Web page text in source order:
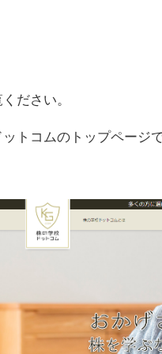
ださい。
ットコムのトップページ